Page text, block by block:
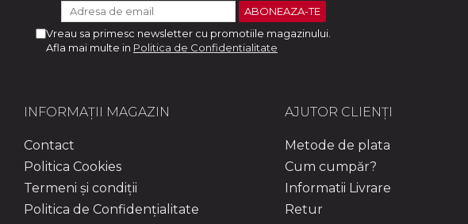
Vreau sa primesc newsletter cu promotiile magazinului.
Afla mai multe in Politica de Confidentialitate
INFORMAȚII MAGAZIN
Contact
Politica Cookies
Termeni și condiții
Politica de Confidențialitate
AJUTOR CLIENȚI
Metode de plata
Cum cumpăr?
Informatii Livrare
Retur